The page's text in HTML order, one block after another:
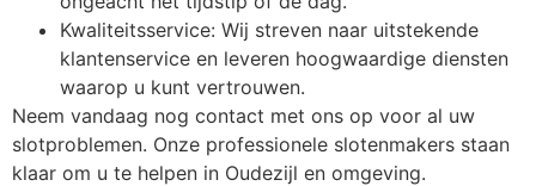
Kwaliteitsservice: Wij streven naar uitstekende
klantenservice en leveren hoogwaardige diensten
waarop u kunt vertrouwen.
Neem vandaag nog contact met ons op voor al uw
slotproblemen. Onze professionele slotenmakers staan
klaar om u te helpen in Oudezijl en omgeving.